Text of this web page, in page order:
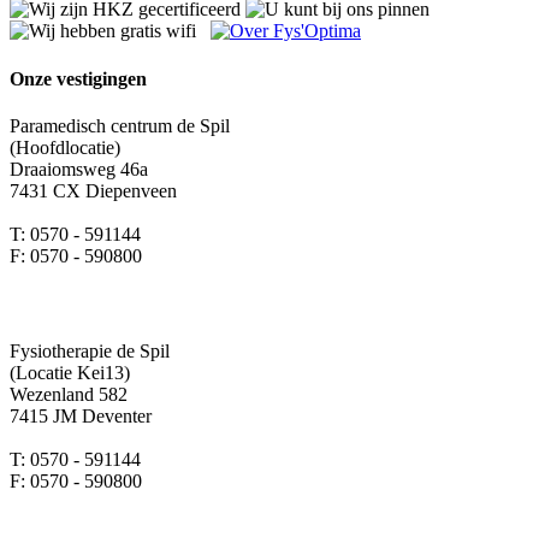
Onze vestigingen
Paramedisch centrum de Spil
(Hoofdlocatie)
Draaiomsweg 46a
7431 CX Diepenveen
T: 0570 - 591144
F: 0570 - 590800
Fysiotherapie de Spil
(Locatie Kei13)
Wezenland 582
7415 JM Deventer
T: 0570 - 591144
F: 0570 - 590800